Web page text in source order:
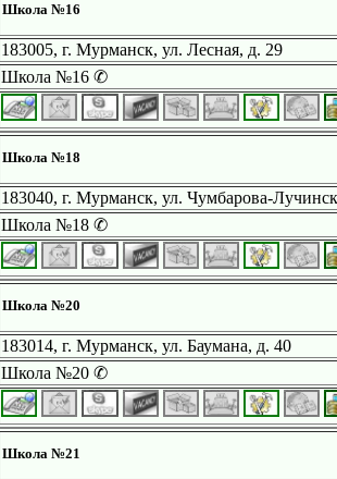
Школа №16
183005, г. Мурманск, ул. Лесная, д. 29
Школа №16 ✆
Школа №18
183040, г. Мурманск, ул. Чумбарова-
Школа №18 ✆
Школа №20
183014, г. Мурманск, ул. Баумана, д. 40
Школа №20 ✆
Школа №21